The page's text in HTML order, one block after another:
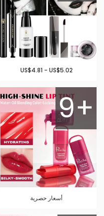
US$4.81 - US$5.02
9+
أسعار حصرية